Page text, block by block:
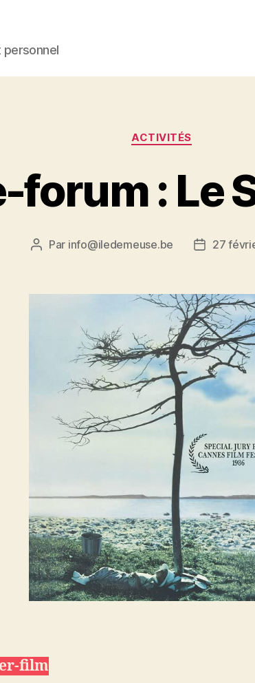
personnel
Catégories
ACTIVITÉS
forum : Le
Auteur
Par info@iledemeuse.be
Date
27
film